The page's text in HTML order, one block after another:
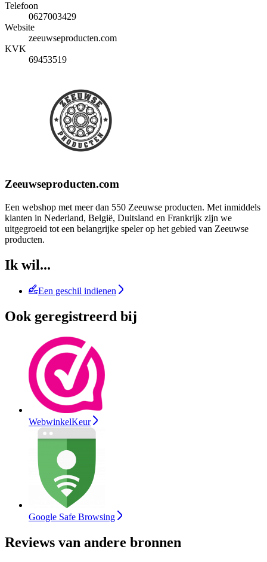
Telefoon
0627003429
Website
zeeuwseproducten.com
KVK
69453519
Zeeuwseproducten.com
Een webshop met meer dan 550 Zeeuwse producten. Met inmiddels
klanten in Nederland, België, Duitsland en Frankrijk zijn we
uitgegroeid tot een belangrijke speler op het gebied van Zeeuwse
producten.
Ik wil...
Een geschil indienen
Ook geregistreerd bij
WebwinkelKeur
Google Safe Browsing
Reviews van andere bronnen